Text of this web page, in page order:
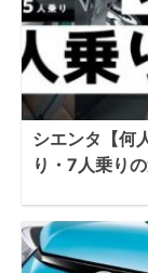
シエンタ【何
り・7人乗り